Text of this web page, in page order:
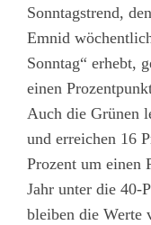
Sonntagstrend,
Emnid
Sonntag“ erhebt,
einen
Auch die Grünen
und erreichen 16
Prozent um einen
Jahr unter die 40-
bleiben die Werte